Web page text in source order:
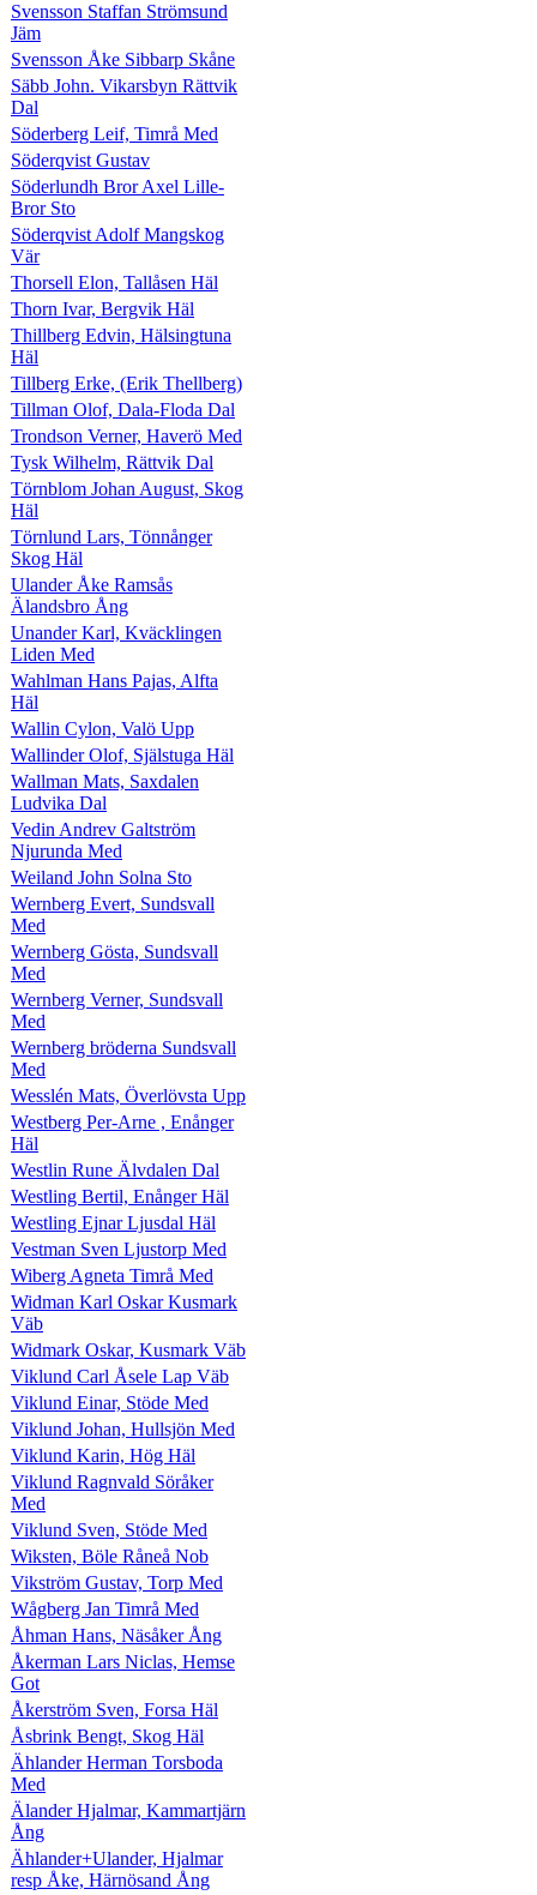
Svensson Staffan Strömsund
Jäm
Svensson Åke Sibbarp Skåne
Säbb John. Vikarsbyn Rättvik
Dal
Söderberg Leif, Timrå Med
Söderqvist Gustav
Söderlundh Bror Axel Lille-
Bror Sto
Söderqvist Adolf Mangskog
Vär
Thorsell Elon, Tallåsen Häl
Thorn Ivar, Bergvik Häl
Thillberg Edvin, Hälsingtuna
Häl
Tillberg Erke, (Erik Thellberg)
Tillman Olof, Dala-Floda Dal
Trondson Verner, Haverö Med
Tysk Wilhelm, Rättvik Dal
Törnblom Johan August, Skog
Häl
Törnlund Lars, Tönnånger
Skog Häl
Ulander Åke Ramsås
Älandsbro Ång
Unander Karl, Kväcklingen
Liden Med
Wahlman Hans Pajas, Alfta
Häl
Wallin Cylon, Valö Upp
Wallinder Olof, Själstuga Häl
Wallman Mats, Saxdalen
Ludvika Dal
Vedin Andrev Galtström
Njurunda Med
Weiland John Solna Sto
Wernberg Evert, Sundsvall
Med
Wernberg Gösta, Sundsvall
Med
Wernberg Verner, Sundsvall
Med
Wernberg bröderna Sundsvall
Med
Wesslén Mats, Överlövsta Upp
Westberg Per-Arne , Enånger
Häl
Westlin Rune Älvdalen Dal
Westling Bertil, Enånger Häl
Westling Ejnar Ljusdal Häl
Vestman Sven Ljustorp Med
Wiberg Agneta Timrå Med
Widman Karl Oskar Kusmark
Väb
Widmark Oskar, Kusmark Väb
Viklund Carl Åsele Lap Väb
Viklund Einar, Stöde Med
Viklund Johan, Hullsjön Med
Viklund Karin, Hög Häl
Viklund Ragnvald Söråker
Med
Viklund Sven, Stöde Med
Wiksten, Böle Råneå Nob
Vikström Gustav, Torp Med
Wågberg Jan Timrå Med
Åhman Hans, Näsåker Ång
Åkerman Lars Niclas, Hemse
Got
Åkerström Sven, Forsa Häl
Åsbrink Bengt, Skog Häl
Ählander Herman Torsboda
Med
Älander Hjalmar, Kammartjärn
Ång
Ählander+Ulander, Hjalmar
resp Åke, Härnösand Ång